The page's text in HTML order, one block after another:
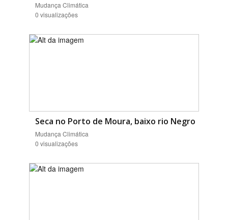
Mudança Climática
0 visualizações
Seca no Porto de Moura, baixo rio Negro
Mudança Climática
0 visualizações